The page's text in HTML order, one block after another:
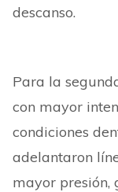
descanso.
Para la
con mayor
condiciones
adelantaron
mayor presión,